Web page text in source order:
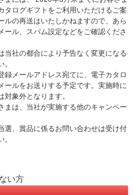
タログギフトをご利用いただけるご案
ルの再送はいたしかねますので、あら
ール、スパム設定などをご確認くださ
当社の都合により予告なく変更になる
録メールアドレス宛てに、電子カタロ
ールをお送りする予定です。実施時に
象外となります。
まは、当社が実施する他のキャンペー
選、賞品に係るお問い合わせは受け付
い方